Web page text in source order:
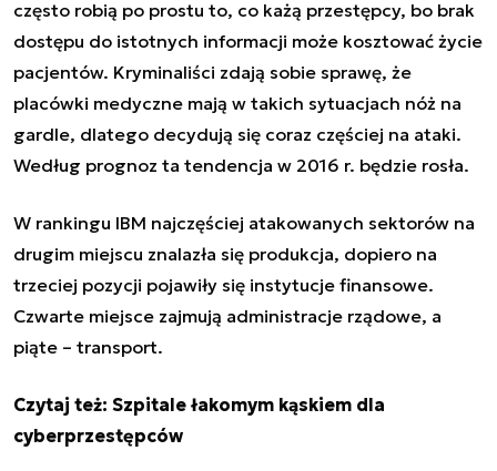
często robią po prostu to, co każą przestępcy, bo brak
dostępu do istotnych informacji może kosztować życie
pacjentów. Kryminaliści zdają sobie sprawę, że
placówki medyczne mają w takich sytuacjach nóż na
gardle, dlatego decydują się coraz częściej na ataki.
Według prognoz ta tendencja w 2016 r. będzie rosła.
W rankingu IBM najczęściej atakowanych sektorów na
drugim miejscu znalazła się produkcja, dopiero na
trzeciej pozycji pojawiły się instytucje finansowe.
Czwarte miejsce zajmują administracje rządowe, a
piąte – transport.
Czytaj też: Szpitale łakomym kąskiem dla
cyberprzestępców